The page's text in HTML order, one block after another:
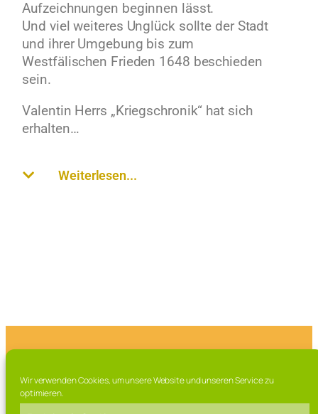
Wir verwenden Cookies, um unsere Website und unseren Service zu
optimieren.
Aufzeichnungen beginnen lässt.
Und viel weiteres Unglück sollte der Stadt
und ihrer Umgebung bis zum
Westfälischen Frieden 1648 beschieden
sein.
Valentin Herrs „Kriegschronik“ hat sich
erhalten…
Weiterlesen...
Tel. 09771 / 63 015 0
Fax. 09771 / 63 015 – 99